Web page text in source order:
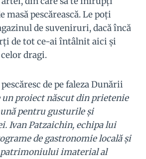
masă pescărească. Le poţi
de suveniruri, dacă încă
de tot ce-ai întâlnit aici şi
dragi.
de pe faleza Dunării
un proiect născut din prietenie
pentru gusturile și
Ivan Patzaichin, echipa lui
de gastronomie locală și
patrimoniului imaterial al